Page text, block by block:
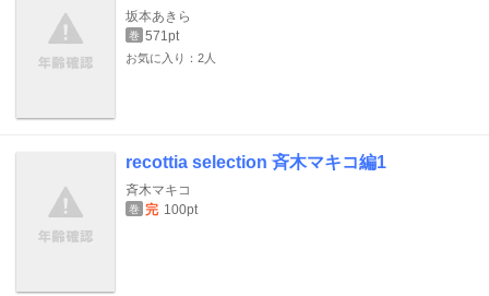
坂本あきら
巻 571pt
お気に入り：2人
recottia selection 斉木マキコ編1
斉木マキコ
巻 完 100pt